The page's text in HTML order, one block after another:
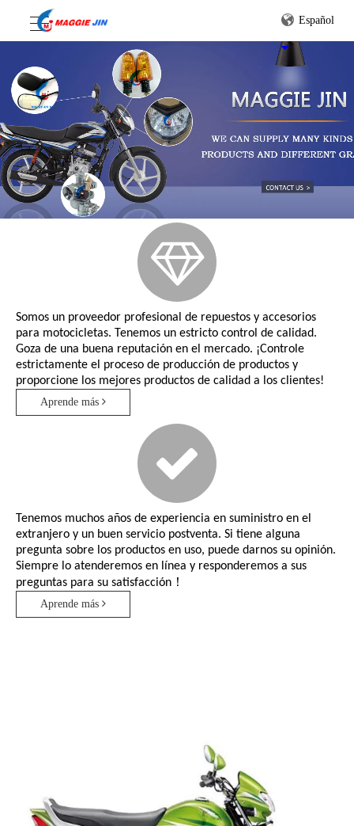
Español
Somos un proveedor profesional de repuestos y accesorios
para motocicletas. Tenemos un estricto control de calidad.
Goza de una buena reputación en el mercado. ¡Controle
estrictamente el proceso de producción de productos y
proporcione los mejores productos de calidad a los clientes!
Aprende más
Tenemos muchos años de experiencia en suministro en el
extranjero y un buen servicio postventa. Si tiene alguna
pregunta sobre los productos en uso, puede darnos su opinión.
Siempre lo atenderemos en línea y responderemos a sus
preguntas para su satisfacción！
Aprende más